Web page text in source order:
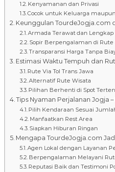
Kenyamanan dan Privasi
Cocok untuk Keluarga
Keunggulan TourdeJogja.com
Armada Terawat dan Lengkap
Sopir Berpengalaman di Rute
Transparansi Harga Tanpa
Estimasi Waktu Tempuh dan
Rute Via Tol Trans Jawa
Alternatif Rute Wisata
Pilihan Berhenti di Spot
Tips Nyaman Perjalanan Jogja
Pilih Kendaraan Sesuai
Manfaatkan Rest Area
Siapkan Hiburan Ringan
Mengapa TourdeJogja.com
Agen Lokal dengan Layanan
Berpengalaman Melayani
Reputasi Baik dan Testimoni